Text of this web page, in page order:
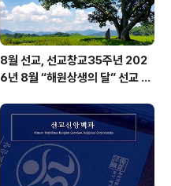
8월 선교, 선교창교35주년 202
6년 8월 “해원상생의 달” 선교 법